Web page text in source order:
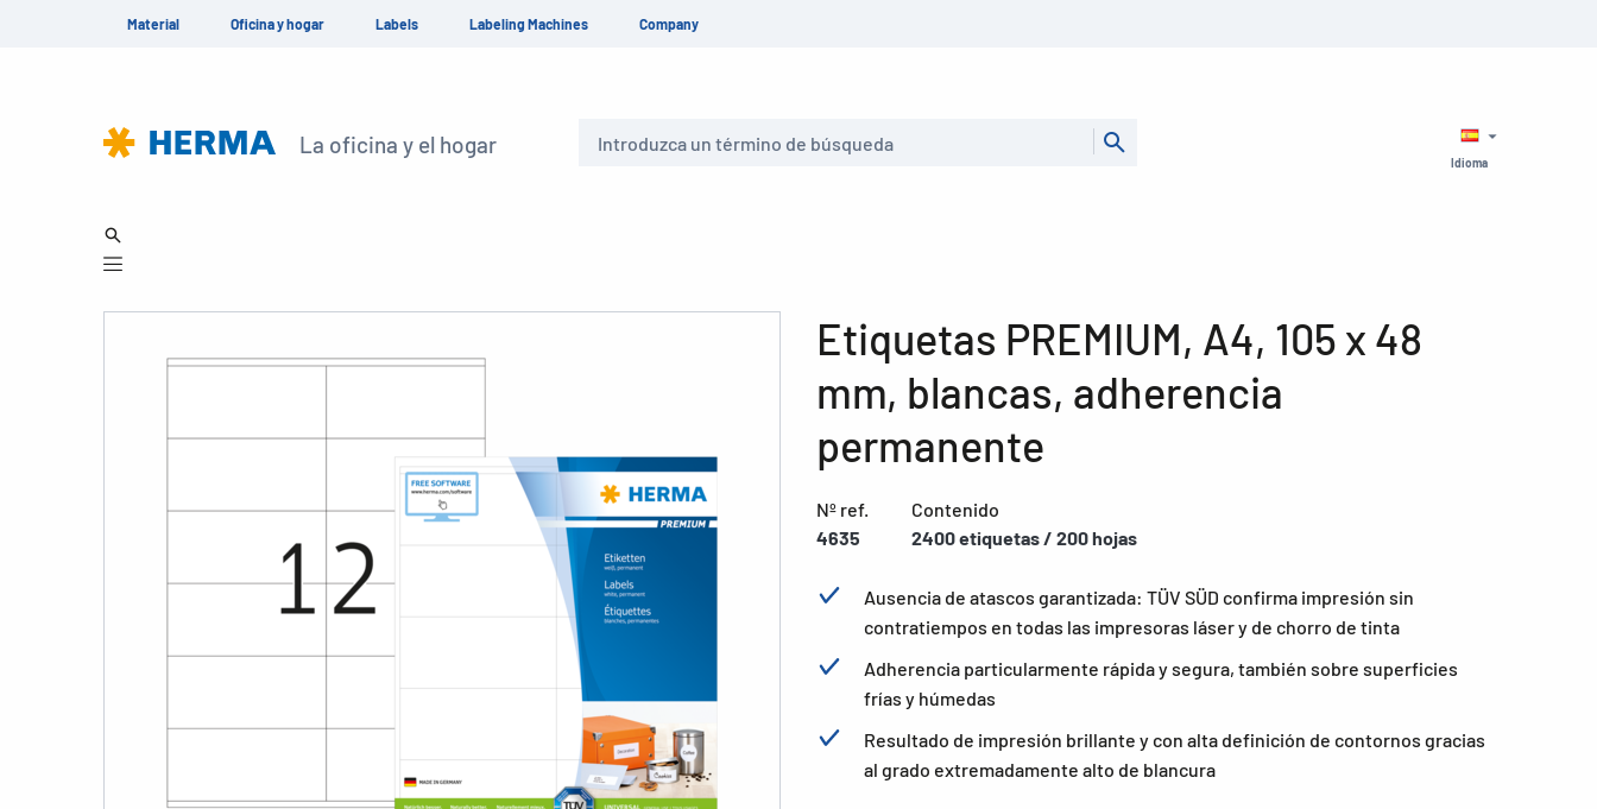
Material Oficina y hogar Labels Labeling Machines Company
La oficina y el hogar
Idioma
Etiquetas PREMIUM, A4, 105 x 48
mm, blancas, adherencia
permanente
Nº ref.
4635
Contenido
2400 etiquetas / 200 hojas
Ausencia de atascos garantizada: TÜV SÜD confirma impresión sin
contratiempos en todas las impresoras láser y de chorro de tinta
Adherencia particularmente rápida y segura, también sobre superficies
frías y húmedas
Resultado de impresión brillante y con alta definición de contornos gracias
al grado extremadamente alto de blancura